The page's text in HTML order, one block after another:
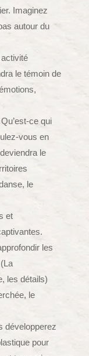
Imaginez
autour du
le témoin de
ce qui
vous en
le
le
et
les
les détails)
le
développerez
pour